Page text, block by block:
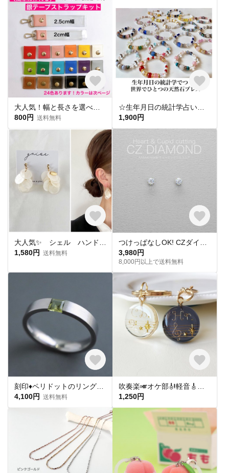
800円 送料無料
1,900円
1,580円 送料無料
3,980円
8,000円以上で送料無料
4,100円 送料無料
1,250円